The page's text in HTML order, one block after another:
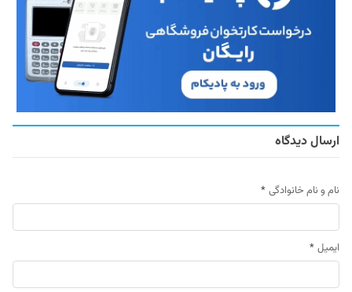
ارسال دیدگاه
نام و نام خانوادگی *
ایمیل *